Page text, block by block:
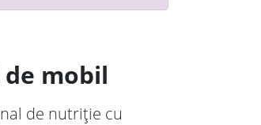
mobil
de nutriție cu